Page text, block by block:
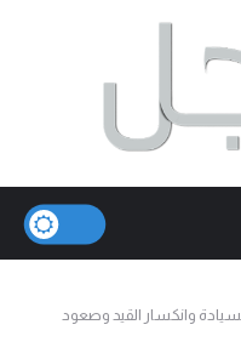
وانكسار القيد وصعود